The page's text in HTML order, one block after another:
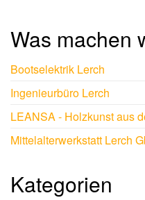
Was machen
Bootselektrik Lerch
Ingenieurbüro Lerch
LEANSA - Holzkunst aus
Mittelalterwerkstatt Lerch
Kategorien